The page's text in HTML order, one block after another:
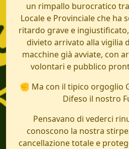
un rimpallo burocratico
Locale e Provinciale che ha
ritardo grave e
divieto arrivato alla vigilia
macchine già avviate, con
volontari e pubblico
✊ Ma con il tipico orgoglio
Difeso il nostro
Pensavano di vederci
conoscono la nostra
cancellazione totale e